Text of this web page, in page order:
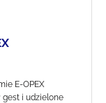
E-OPEX
i udzielone